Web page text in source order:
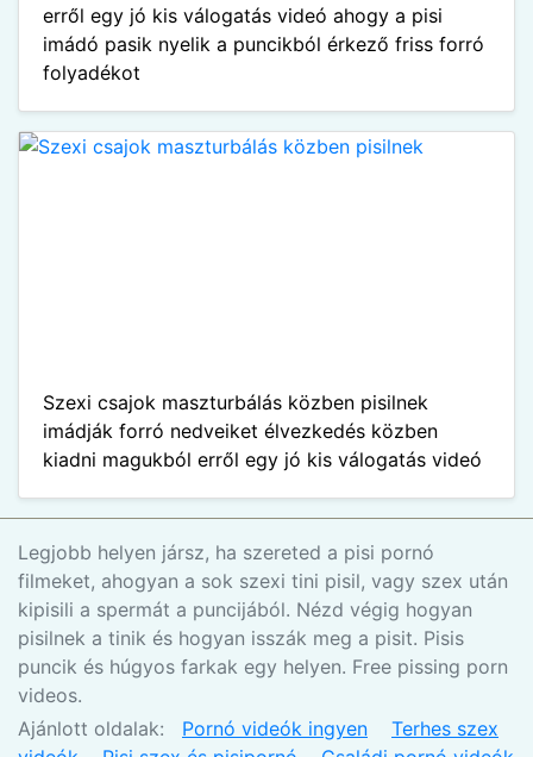
erről egy jó kis válogatás videó ahogy a pisi
imádó pasik nyelik a puncikból érkező friss forró
folyadékot
Szexi csajok maszturbálás közben pisilnek
imádják forró nedveiket élvezkedés közben
kiadni magukból erről egy jó kis válogatás videó
Legjobb helyen jársz, ha szereted a pisi pornó
filmeket, ahogyan a sok szexi tini pisil, vagy szex után
kipisili a spermát a puncijából. Nézd végig hogyan
pisilnek a tinik és hogyan isszák meg a pisit. Pisis
puncik és húgyos farkak egy helyen. Free pissing porn
videos.
Ajánlott oldalak: Pornó videók ingyen
Terhes szex